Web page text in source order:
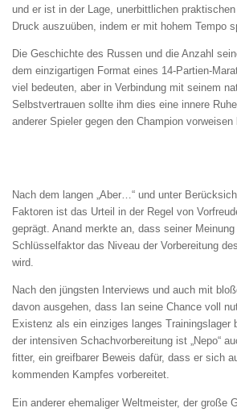
und er ist in der Lage, unerbittlichen
Druck auszuüben, indem er mit hohem Tempo
Die Geschichte des Russen und die Anzahl
dem einzigartigen Format eines 14-Partien-
viel bedeuten, aber in Verbindung mit seinem
Selbstvertrauen sollte ihm dies eine innere
anderer Spieler gegen den Champion vorweisen
Nach dem langen „Aber…“ und unter
Faktoren ist das Urteil in der Regel von
geprägt. Anand merkte an, dass seiner
Schlüsselfaktor das Niveau der Vorbereitung
wird.
Nach den jüngsten Interviews und auch mit
davon ausgehen, dass Ian seine Chance voll
Existenz als ein einziges langes Trainingslager
der intensiven Schachvorbereitung ist „Nepo“
fitter, ein greifbarer Beweis dafür, dass er sich
kommenden Kampfes vorbereitet.
Ein anderer ehemaliger Weltmeister, der große